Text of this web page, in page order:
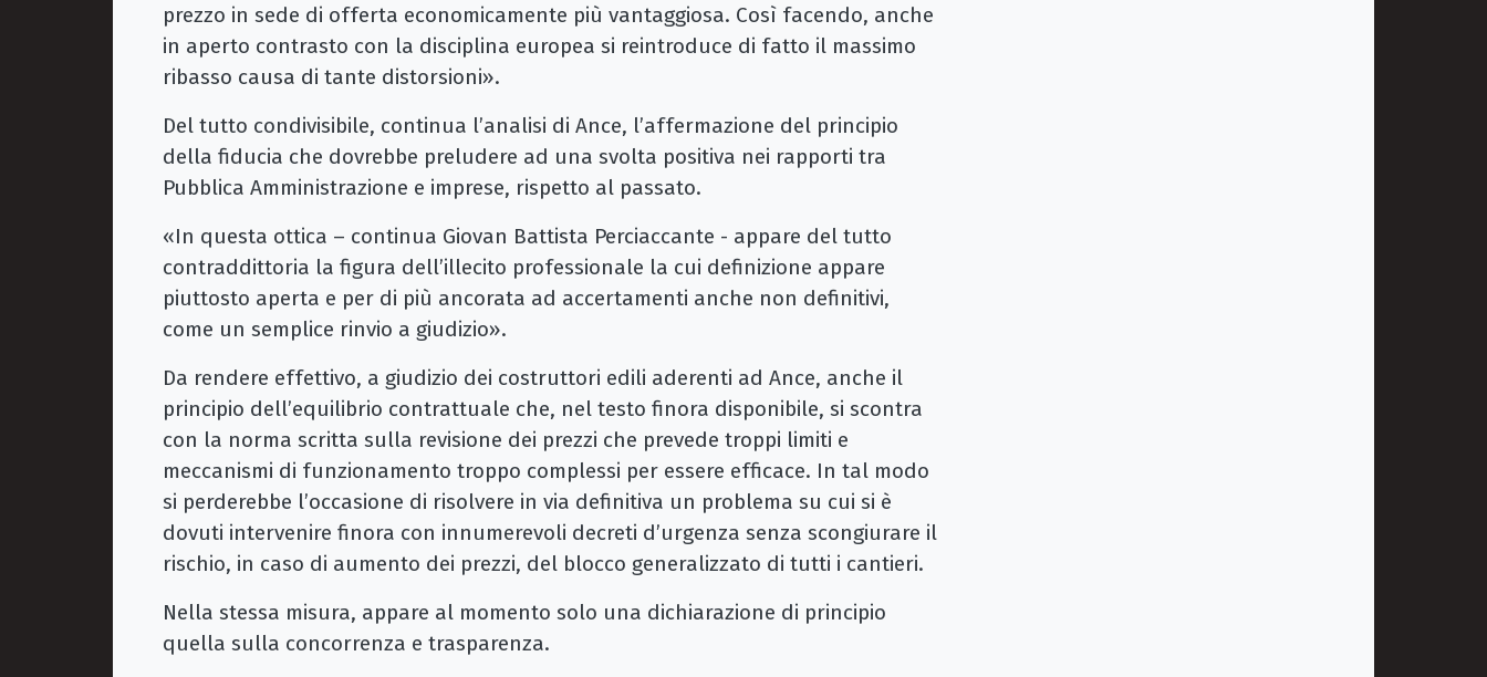
prezzo in sede di offerta economicamente più vantaggiosa. Così facendo, anche
in aperto contrasto con la disciplina europea si reintroduce di fatto il massimo
ribasso causa di tante distorsioni».
Del tutto condivisibile, continua l’analisi di Ance, l’affermazione del principio
della fiducia che dovrebbe preludere ad una svolta positiva nei rapporti tra
Pubblica Amministrazione e imprese, rispetto al passato.
«In questa ottica – continua Giovan Battista Perciaccante - appare del tutto
contraddittoria la figura dell’illecito professionale la cui definizione appare
piuttosto aperta e per di più ancorata ad accertamenti anche non definitivi,
come un semplice rinvio a giudizio».
Da rendere effettivo, a giudizio dei costruttori edili aderenti ad Ance, anche il
principio dell’equilibrio contrattuale che, nel testo finora disponibile, si scontra
con la norma scritta sulla revisione dei prezzi che prevede troppi limiti e
meccanismi di funzionamento troppo complessi per essere efficace. In tal modo
si perderebbe l’occasione di risolvere in via definitiva un problema su cui si è
dovuti intervenire finora con innumerevoli decreti d’urgenza senza scongiurare il
rischio, in caso di aumento dei prezzi, del blocco generalizzato di tutti i cantieri.
Nella stessa misura, appare al momento solo una dichiarazione di principio
quella sulla concorrenza e trasparenza.